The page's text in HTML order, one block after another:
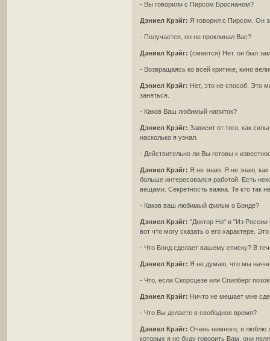
- Вы говорили с Пирсом Броснаном?
Дэниел Крэйг: Я говорил с Пирсом. Он
- Получается, он не проклинал Вас?
Дэниел Крэйг: (смеется) Нет, он был
- Возвращаясь ко всей критике, кино
Дэниел Крэйг: Нет, это не способ. Это
заняться.
- Каков Ваш любимый напиток?
Дэниел Крэйг:Зависит от того, как
насколько я узнал.
- Действительно ли Вы готовы к
Дэниел Крэйг: Я не знаю. Я не знаю, как
больше интересовался работой. Есть
вещами. Секретность важна. Те кто так
- Каков ваш любимый фильм о Бонде?
Дэниел Крэйг: "Доктор Нo" и "Из
вот что могу сказать о его характере.
- Что Бонд сделает вашему списку? В
Дэниел Крэйг: Я не думаю, что мы
- Что, если Скорсцезе или Спилберг
Дэниел Крэйг: Ничто не мешает мне
- Что Вы делаете в свободное время?
Дэниел Крэйг: Очень немного, я люблю
которых я не буду говорить Вам, они